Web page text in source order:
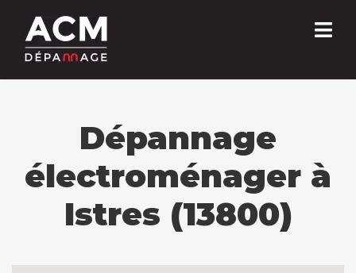
Dépannage
électroménager à
Istres (13800)